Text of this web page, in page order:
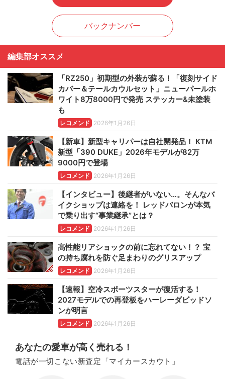
バックナンバー
編集部オススメ
「RZ250」初期型の外装が蘇る！「復刻サイド
カバー＆テールカウルセット」ニューパールホ
ワイト8万8000円で発売 ステッカー&未塗装
も
レコメンド 2026年1月26日
【新車】新型キャリパーは自社開発品！ KTM
新型「390 DUKE」2026年モデルが82万
9000円で登場
レコメンド 2026年1月26日
【インタビュー】後継者がいない…。そんなバ
イクショップは連絡を！ レッドバロンが本気
で乗り出す“事業継承”とは？
レコメンド 2026年1月26日
高性能リアショックの前に忘れてない！？ 宝
の持ち腐れを防ぐ足まわりのグリスアップ
レコメンド 2026年1月26日
【速報】空冷スポーツスターが復活する！
2027モデルでの再登板をハーレーダビッドソ
ンが明言
レコメンド 2026年1月26日
あなたの愛車が高く売れる！
電話が一切こない新査定「マイカースカウト」